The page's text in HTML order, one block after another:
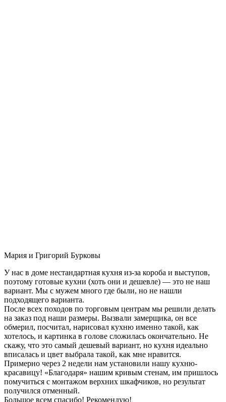
Мария и Григорий Бурковы
У нас в доме нестандартная кухня из-за короба и выступов,
поэтому готовые кухни (хоть они и дешевле) — это не наш
вариант. Мы с мужем много где были, но не нашли
подходящего варианта.
После всех походов по торговым центрам мы решили делать
на заказ под наши размеры. Вызвали замерщика, он все
обмерил, посчитал, нарисовал кухню именно такой, как
хотелось, и картинка в голове сложилась окончательно. Не
скажу, что это самый дешевый вариант, но кухня идеально
вписалась и цвет выбрала такой, как мне нравится.
Примерно через 2 недели нам установили нашу кухню-
красавицу! «Благодаря» нашим кривым стенам, им пришлось
помучиться с монтажом верхних шкафчиков, но результат
получился отменный.
Большое всем спасибо! Рекомендую!